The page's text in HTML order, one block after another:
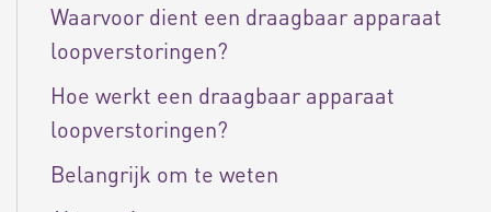
Waarvoor dient een draagbaar apparaat
loopverstoringen?
Hoe werkt een draagbaar apparaat
loopverstoringen?
Belangrijk om te weten